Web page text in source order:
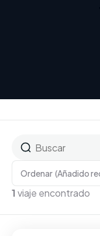
Ordenar
1 viaje encontrado